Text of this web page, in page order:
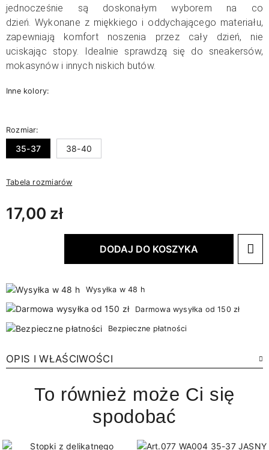
jednocześnie są doskonałym wyborem na co
dzień.Wykonane z miękkiego i oddychającego materiału,
zapewniają komfort noszenia przez cały dzień, nie
uciskając stopy. Idealnie sprawdzą się do sneakersów,
mokasynów i innych niskich butów.
Inne kolory:
Rozmiar:
35-37 38-40
Tabela rozmiarów
17,00 zł
DODAJ DO KOSZYKA
Wysyłka w 48 h
Darmowa wysyłka od 150 zł
Bezpieczne płatności
OPIS I WŁAŚCIWOŚCI
To również może Ci się
spodobać